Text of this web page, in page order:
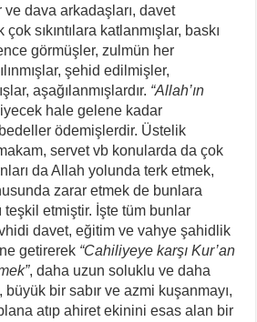
dava arkadaşları, davet
sıkıntılara katlanmışlar, baskı
görmüşler, zulmün her
şehid edilmişler,
aşağılanmışlardır. “Allah’ın
hale gelene kadar
ödemişlerdir. Üstelik
servet vb konularda da çok
da Allah yolunda terk etmek,
zarar etmek de bunlara
teşkil etmiştir. İşte tüm bunlar
davet, eğitim ve vahye şahidlik
getirerek “Cahiliyeye karşı Kur’an
, daha uzun soluklu ve daha
bir sabır ve azmi kuşanmayı,
atıp ahiret ekinini esas alan bir